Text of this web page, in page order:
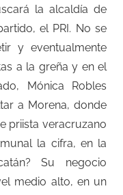
la alcaldía de
el PRI. No se
y eventualmente
a la greña y en el
Mónica Robles
a Morena, donde
priista veracruzano
la cifra, en la
Su negocio
medio alto, en un